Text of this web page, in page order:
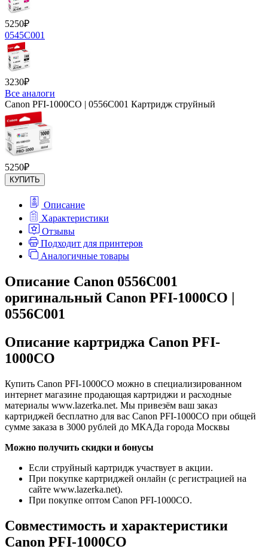
5250₽
0545C001
3230₽
Все аналоги
Canon PFI-1000CO | 0556C001 Картридж струйный
5250₽
КУПИТЬ
Описание
Характеристики
Отзывы
Подходит для принтеров
Аналогичные товары
Описание Canon 0556C001
оригинальный Canon PFI-1000CO |
0556C001
Описание картриджа Canon PFI-
1000CO
Купить Canon PFI-1000CO можно в специализированном
интернет магазине продающая картриджи и расходные
материалы www.lazerka.net. Мы привезём ваш заказ
картриджей бесплатно для вас Canon PFI-1000CO при общей
сумме заказа в 3000 рублей до МКАДа города Москвы
Можно получить скидки и бонусы
Если струйный картридж участвует в акции.
При покупке картриджей онлайн (с регистрацией на
сайте www.lazerka.net).
При покупке оптом Canon PFI-1000CO.
Совместимость и характеристики
Canon PFI-1000CO